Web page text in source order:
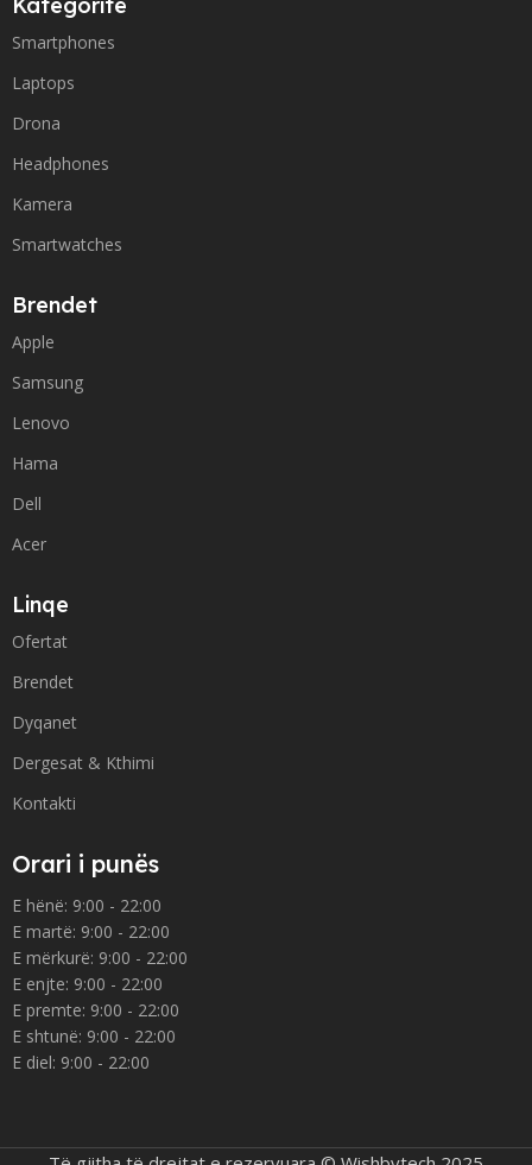
Smartphones
Laptops
Drona
Headphones
Kamera
Smartwatches
Brendet
Apple
Samsung
Lenovo
Hama
Dell
Acer
Linqe
Ofertat
Brendet
Dyqanet
Dergesat & Kthimi
Kontakti
Orari i punës
E hënë: 9:00 - 22:00
E martë: 9:00 - 22:00
E mërkurë: 9:00 - 22:00
E enjte: 9:00 - 22:00
E premte: 9:00 - 22:00
E shtunë: 9:00 - 22:00
E diel: 9:00 - 22:00